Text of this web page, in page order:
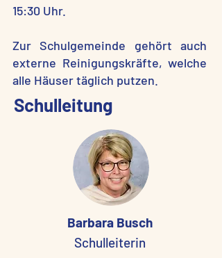
15:30 Uhr.
Zur Schulgemeinde gehört auch
externe Reinigungskräfte, welche
alle Häuser täglich putzen.
Schulleitung
Barbara Busch
Schulleiterin